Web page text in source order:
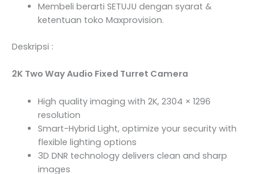
Membeli berarti SETUJU dengan syarat &
ketentuan toko Maxprovision.
Deskripsi :
2K Two Way Audio Fixed Turret Camera
High quality imaging with 2K, 2304 × 1296
resolution
Smart-Hybrid Light, optimize your security with
flexible lighting options
3D DNR technology delivers clean and sharp
images